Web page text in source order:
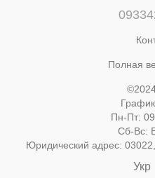
Полная
Пн-Пт:
Сб-Вс:
Юридический адрес:
Укр